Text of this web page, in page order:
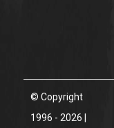
© Copyright
1996 - 2026 |